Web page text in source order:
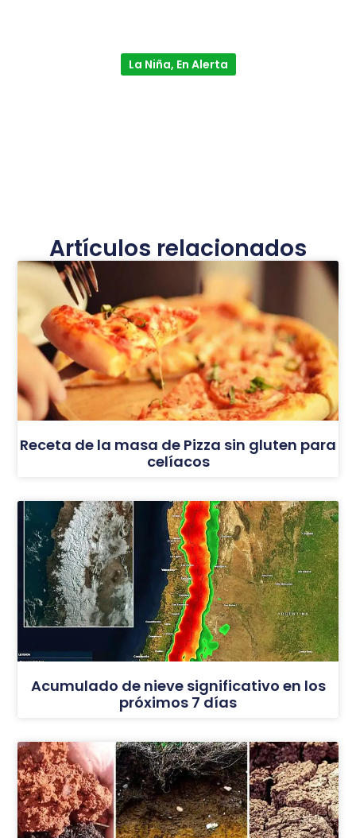
La Niña, En Alerta
Artículos relacionados
Receta de la masa de Pizza sin gluten para
celíacos
Acumulado de nieve significativo en los
próximos 7 días